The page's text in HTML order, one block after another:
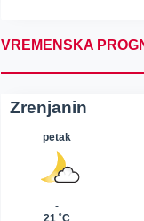
VREMENSKA